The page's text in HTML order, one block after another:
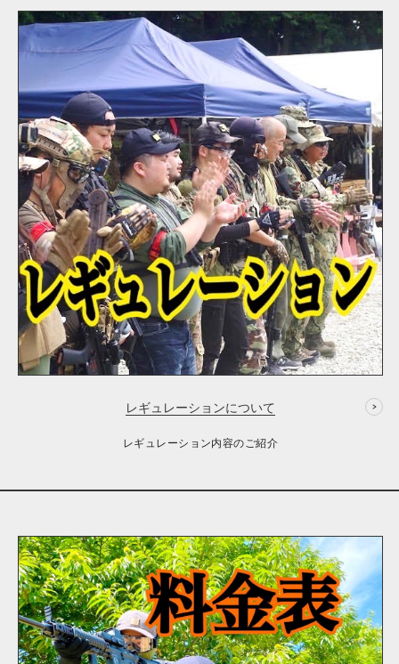
レギュレーションについて
レギュレーション内容のご紹介